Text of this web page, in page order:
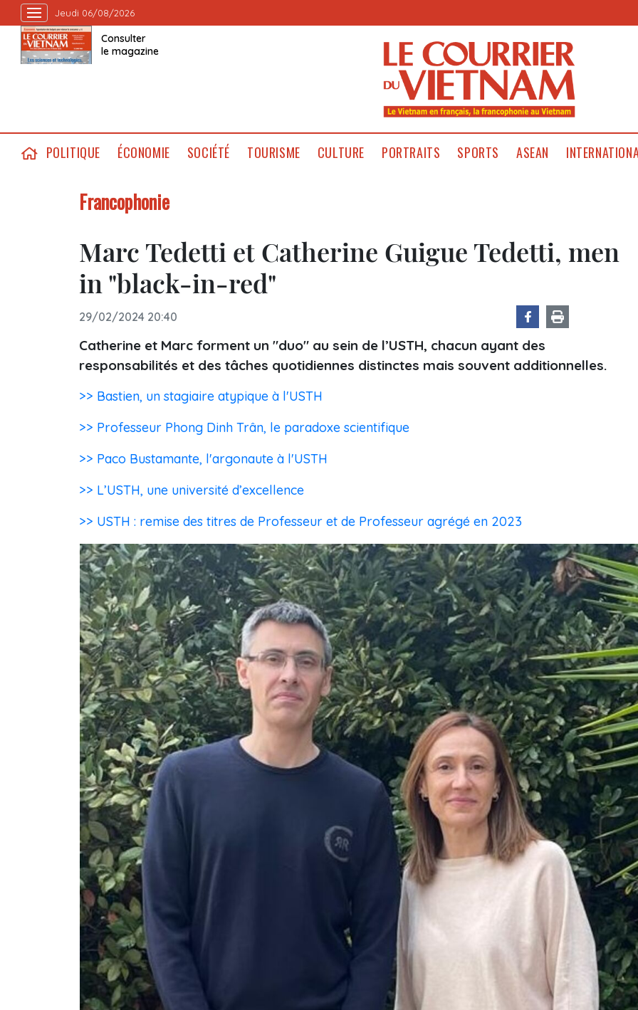
Jeudi 06/08/2026
Consulter
le magazine
POLITIQUE ÉCONOMIE SOCIÉTÉ TOURISME CULTURE PORTRAITS SPORTS ASEAN
Francophonie
Marc Tedetti et Catherine Guigue Tedetti, men
in "black-in-red"
29/02/2024 20:40
Catherine et Marc forment un "duo" au sein de l’USTH, chacun ayant des
responsabilités et des tâches quotidiennes distinctes mais souvent additionnelles.
>> Bastien, un stagiaire atypique à l'USTH
>> Professeur Phong Dinh Trân, le paradoxe scientifique
>> Paco Bustamante, l'argonaute à l'USTH
>> L’USTH, une université d’excellence
>> USTH : remise des titres de Professeur et de Professeur agrégé en 2023